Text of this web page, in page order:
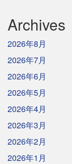
Archives
2026年8月
2026年7月
2026年6月
2026年5月
2026年4月
2026年3月
2026年2月
2026年1月